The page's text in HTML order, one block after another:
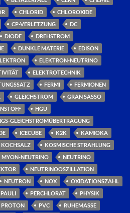
CHLORID
CHLOROXIDE
CP-VERLETZUNG
DC
DIODE
DREHSTROM
DUNKLE MATERIE
EDISON
ELEKTRON-NEUTRINO
ELEKTROTECHNIK
FERMI
FERMIONEN
GLEICHSTROM
GRAN SASSO
HGÜ
GLEICHSTROMÜBERTRAGUNG
ICECUBE K2K
KAMIOKA
KOCHSALZ
KOSMISCHE STRAHLUNG
MYON-NEUTRINO
NEUTRINO
NEUTRINOOSZILLATION
NEUTRON NOX
OXIDATIONSZAHL
PAULI PERCHLORAT
PHYSIK
PROTON PVC
RUHEMASSE